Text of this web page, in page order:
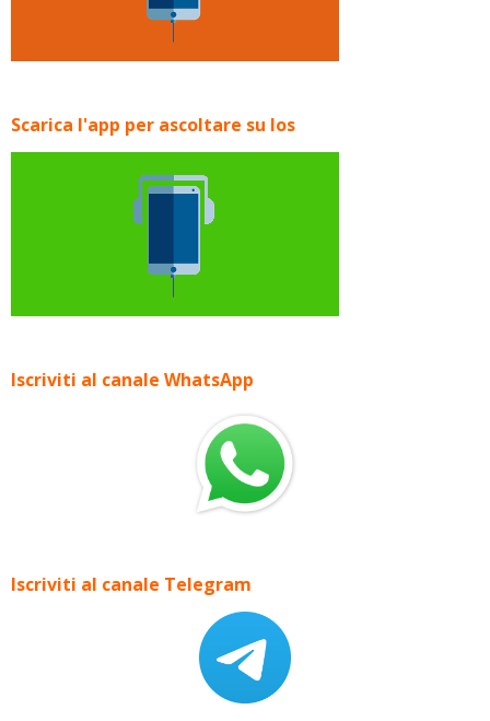
Scarica l'app per ascoltare su Ios
Iscriviti al canale WhatsApp
Iscriviti al canale Telegram